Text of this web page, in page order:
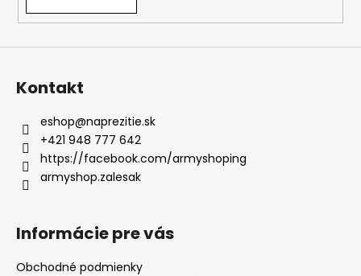
Kontakt
eshop@naprezitie.sk
+421 948 777 642
https://facebook.com/armyshoping
armyshop.zalesak
Informácie pre vás
Obchodné podmienky